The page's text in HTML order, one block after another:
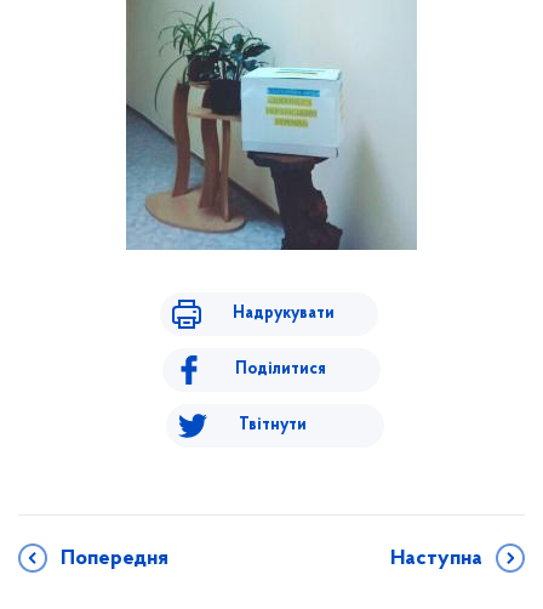
Надрукувати
Поділитися
Твітнути
Попередня Наступна